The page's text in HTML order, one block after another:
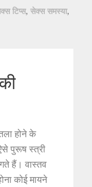
टिप्स, सेक्स समस्या,
होने के
पुरूष स्त्री
हैं। वास्तव
कोई मायने